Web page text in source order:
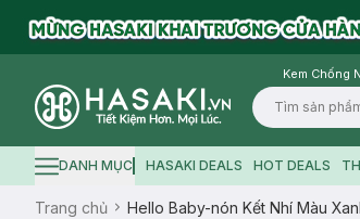
Kem Chống
Logo
Hamburger icon
DANH MỤC HASAKI DEALS HOT DEALS
Trang chủ Hello Baby-nón Kết Nhí Màu